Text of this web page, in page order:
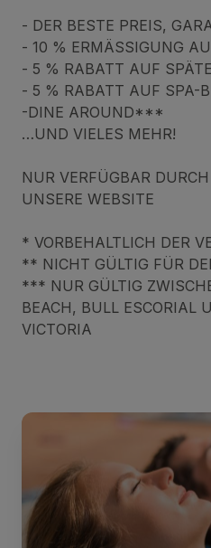
- DER BESTE PREIS,
- 10 % ERMÄSSIGUNG
- 5 % RABATT AUF
- 5 % RABATT AUF SPA-
-DINE AROUND***
…UND VIELES MEHR!
NUR VERFÜGBAR
UNSERE WEBSITE
* VORBEHALTLICH DER
** NICHT GÜLTIG FÜR
*** NUR GÜLTIG
BEACH, BULL ESCORIAL
VICTORIA